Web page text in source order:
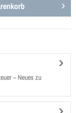
– Neues zu